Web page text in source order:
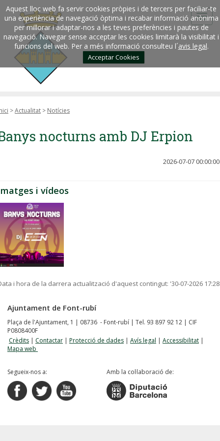
Aquest lloc web fa servir cookies pròpies i de tercers per faciliar-te
una experiència de navegació òptima i recabar informació anònima
per millorar i adaptar-nos a les teves preferències i pautes de
navegació. Navegar sense acceptar les cookies limitarà la visibilitat i
funcions del web. Per a més informació consulteu l´avis legal.
Acceptar Cookies
>Actualitat > Notícies
nocturns amb DJ Erpion
2026-07-07 00:00:00
i vídeos
i hora de la darrera actualització d'aquest contingut: '30-07-2026 17:28
Ajuntament de Font-rubí
Plaça de l'Ajuntament, 1 | 08736 - Font-rubí | Tel. 93 897 92 12 | CIF
P0808400F
Crèdits | Contactar | Protecció de dades | Avís legal | Accessibilitat |
Mapa web
Segueix-nos a: Amb la col·laboració de: